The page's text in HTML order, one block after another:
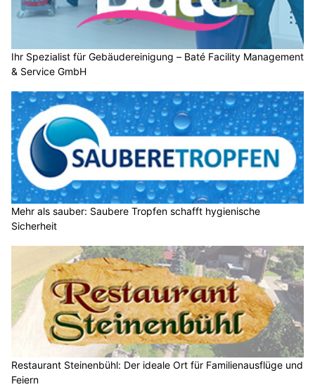
Ihr Spezialist für Gebäudereinigung – Baté Facility Management
& Service GmbH
Mehr als sauber: Saubere Tropfen schafft hygienische
Sicherheit
Restaurant Steinenbühl: Der ideale Ort für Familienausflüge und
Feiern